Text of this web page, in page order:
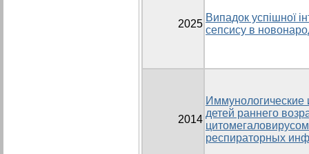
2025
Випадок успішної
сепсису в
2014
Иммунологические
детей раннего
респираторных